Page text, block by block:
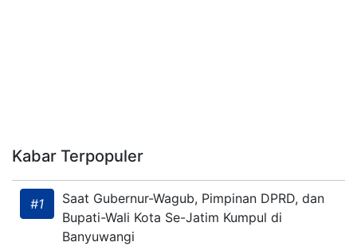
Kabar Terpopuler
#1
Saat Gubernur-Wagub, Pimpinan DPRD, dan
Bupati-Wali Kota Se-Jatim Kumpul di
Banyuwangi